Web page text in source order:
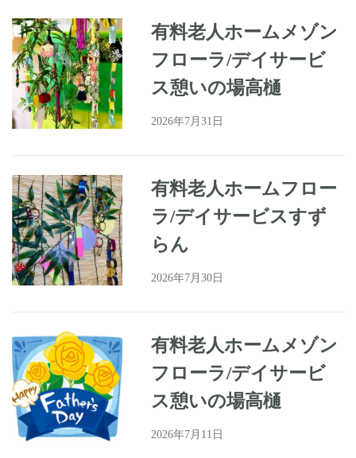
有料老人ホームメゾン
フローラ/デイサービ
ス憩いの場高樋
2026年7月31日
有料老人ホームフロー
ラ/デイサービスすず
らん
2026年7月30日
有料老人ホームメゾン
フローラ/デイサービ
ス憩いの場高樋
2026年7月11日